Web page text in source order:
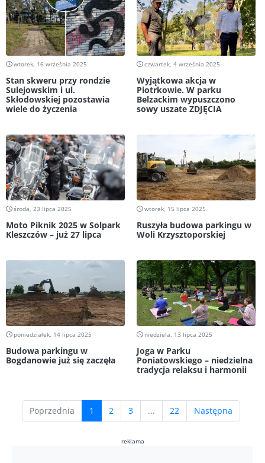
wtorek, 16 września 2025
Stan skweru przy rondzie
Sulejowskim i ul.
Skłodowskiej pozostawia
wiele do życzenia
czwartek, 4 września 2025
Wyjątkowa akcja w
Piotrkowie. W parku
Belzackim wypuszczono
sowy uszate ZDJĘCIA
środa, 23 lipca 2025
Moto Piknik 2025 w Solpark
Kleszczów – już 27 lipca
wtorek, 15 lipca 2025
Ruszyła budowa parkingu w
Woli Krzysztoporskiej
poniedziałek, 14 lipca 2025
Budowa parkingu w
Bogdanowie już się zaczęła
niedziela, 13 lipca 2025
Joga w Parku
Poniatowskiego – niedzielna
tradycja relaksu i harmonii
Poprzednia 1 (current)
2 3 ... 22 Następna
reklama